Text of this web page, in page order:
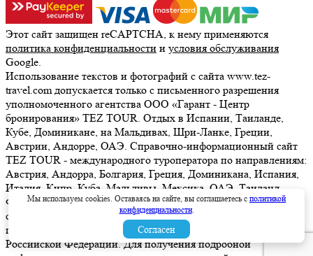
Этот сайт защищен reCAPTCHA, к нему применяются
политика конфиденциальности и условия обслуживания
Google.
Использование текстов и фотографий с сайта www.tez-
travel.com допускается только с письменного разрешения
уполномоченного агентства ООО «Гарант - Центр
бронирования» TEZ TOUR. Отдых в Испании, Таиланде,
Кубе, Доминикане, на Мальдивах, Шри-Ланке, Греции,
Австрии, Андорре, ОАЭ. Справочно-информационный сайт
TEZ TOUR - международного туроператора по направлениям:
Австрия, Андорра, Болгария, Греция, Доминикана, Испания,
Италия, Кипр, Куба, Мальдивы, Мексика, ОАЭ, Таиланд,
Франция, Шри-Ланка. Информация о ценах, указанная на
сайте, не является ни рекламой, ни офертой. определяемой
положениями Статьи 437 (2) Гражданского кодекса
Российской Федерации. Для получения подробной
Мы используем cookies. Оставаясь на сайте, вы соглашаетесь с политикой
конфиденциальности.
Согласен